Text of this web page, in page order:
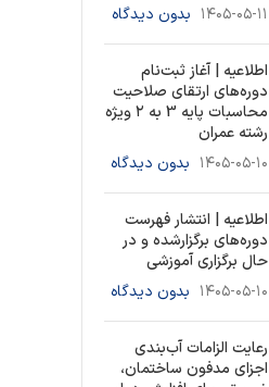
۱۴۰۵-۰۵-۱۱ بدون دیدگاه
اطلاعیه | آغاز ثبت‌نام
دوره‌های ارتقای صلاحیت
محاسبات پایه 3 به ۲ ویژه
رشته عمران
۱۴۰۵-۰۵-۱۰ بدون دیدگاه
اطلاعیه | انتشار فهرست
دوره‌های برگزارشده و در
حال برگزاری آموزشی
۱۴۰۵-۰۵-۱۰ بدون دیدگاه
رعایت الزامات آب‌بندی
اجزای مدفون ساختمان،